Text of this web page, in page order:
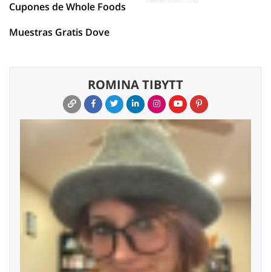
Cupones de Whole Foods
Muestras Gratis Dove
ROMINA TIBYTT